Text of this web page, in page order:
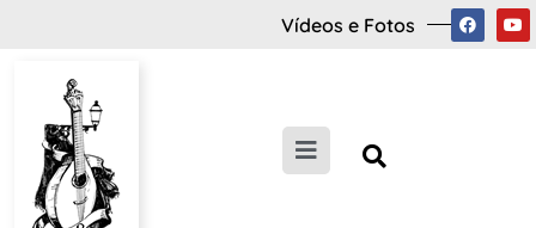
Vídeos e Fotos